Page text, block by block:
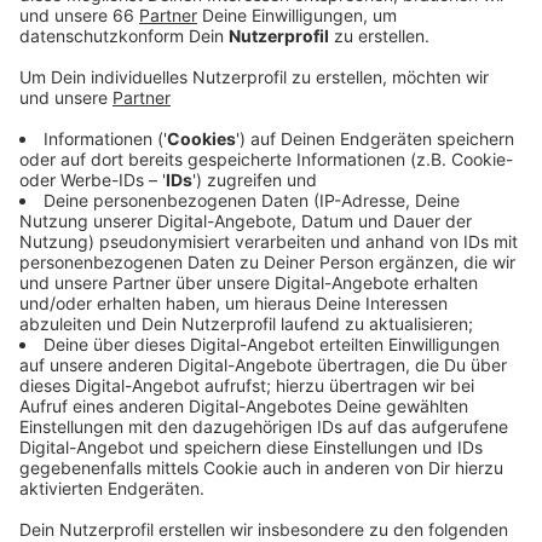
Veröffentlicht:Freitag, 11.02.2022 12:40
Anzeige
Außerdem gibt es für die Jobs von Sascha Rösler und
Torge Hollmann neue Bezeichnungen. Rösler ist jetzt
"Leiter Lizenzfußball“, Hollmann „Leiter
Sportadministration“.
Anzeige
Weitere Infos und Links zum Thema
Anzeige